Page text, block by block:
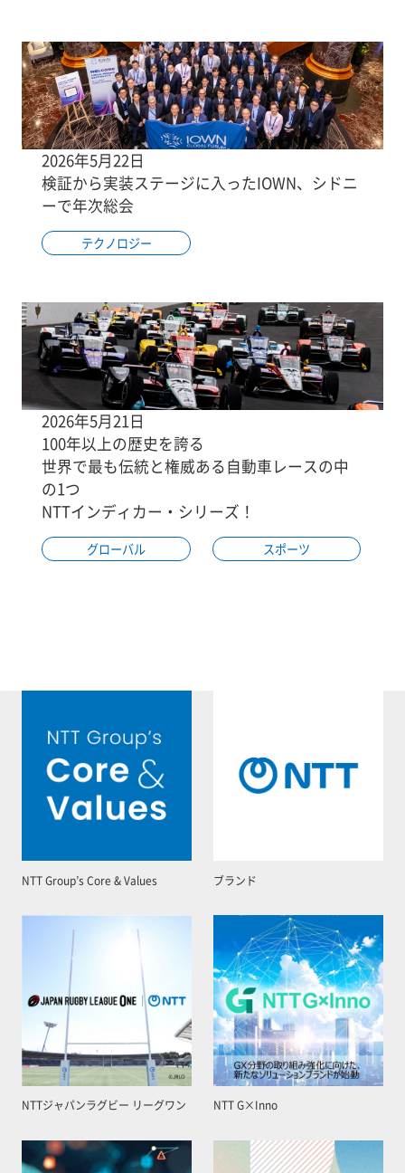
2026年5月22日
検証から実装ステージに入ったIOWN、シドニ
ーで年次総会
テクノロジー
2026年5月21日
100年以上の歴史を誇る
世界で最も伝統と権威ある自動車レースの中
の1つ
NTTインディカー・シリーズ！
グローバル スポーツ
NTT Group’s Core & Values ブランド
NTTジャパンラグビー リーグワン NTT G×Inno